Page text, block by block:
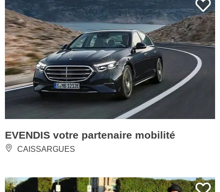
EVENDIS votre partenaire mobilité
CAISSARGUES